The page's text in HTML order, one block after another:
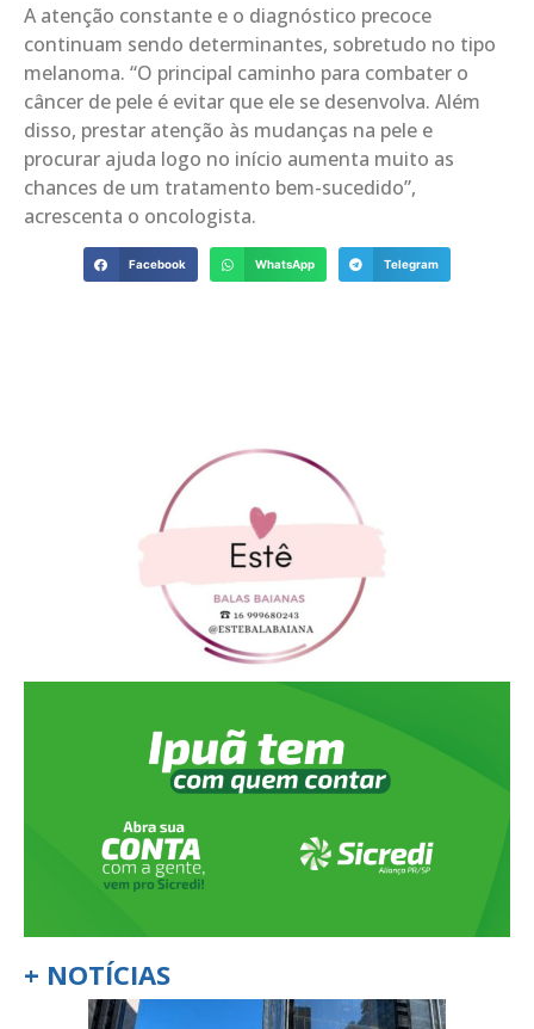
A atenção constante e o diagnóstico precoce
continuam sendo determinantes, sobretudo no tipo
melanoma. “O principal caminho para combater o
câncer de pele é evitar que ele se desenvolva. Além
disso, prestar atenção às mudanças na pele e
procurar ajuda logo no início aumenta muito as
chances de um tratamento bem-sucedido”,
acrescenta o oncologista.
Facebook WhatsApp Telegram
+ NOTÍCIAS